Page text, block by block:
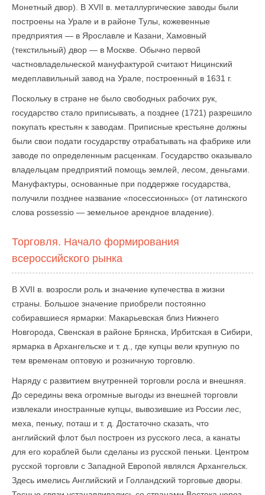
Монетный двор). В XVII в. металлургические заводы были
построены на Урале и в районе Тулы, кожевенные
предприятия — в Ярославле и Казани, Хамовный
(текстильный) двор — в Москве. Обычно первой
частновладельческой мануфактурой считают Ницинский
медеплавильный завод на Урале, построенный в 1631 г.
Поскольку в стране не было свободных рабочих рук,
государство стало приписывать, а позднее (1721) разрешило
покупать крестьян к заводам. Приписные крестьяне должны
были свои подати государству отрабатывать на фабрике или
заводе по определенным расценкам. Государство оказывало
владельцам предприятий помощь землей, лесом, деньгами.
Мануфактуры, основанные при поддержке государства,
получили позднее название «посессионных» (от латинского
слова possessio — земельное арендное владение).
Торговля. Начало формирования
всероссийского рынка
В XVII в. возросли роль и значение купечества в жизни
страны. Большое значение приобрели постоянно
собиравшиеся ярмарки: Макарьевская близ Нижнего
Новгорода, Свенская в районе Брянска, Ирбитская в Сибири,
ярмарка в Архангельске и т. д., где купцы вели крупную по
тем временам оптовую и розничную торговлю.
Наряду с развитием внутренней торговли росла и внешняя.
До середины века огромные выгоды из внешней торговли
извлекали иностранные купцы, вывозившие из России лес,
меха, пеньку, поташ и т. д. Достаточно сказать, что
английский флот был построен из русского леса, а канаты
для его кораблей были сделаны из русской пеньки. Центром
русской торговли с Западной Европой являлся Архангельск.
Здесь имелись Английский и Голландский торговые дворы.